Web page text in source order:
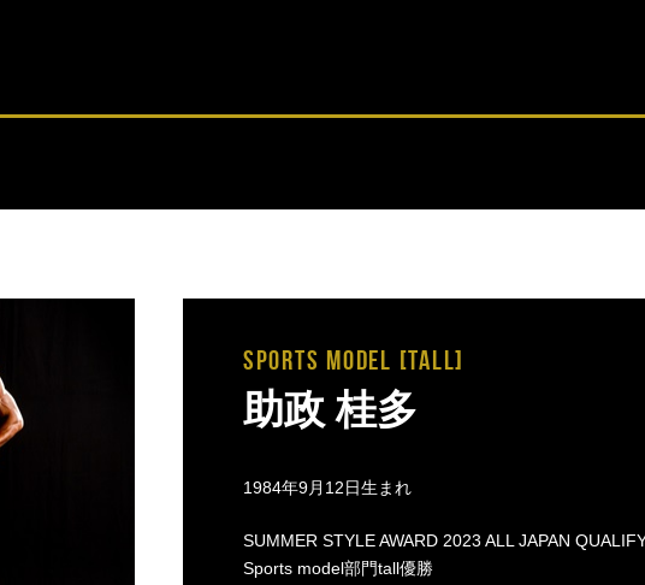
SPORTS MODEL [tall]
助政 桂多
1984年9月12日生まれ
SUMMER STYLE AWARD 2023 ALL JAPAN
Sports model部門tall優勝